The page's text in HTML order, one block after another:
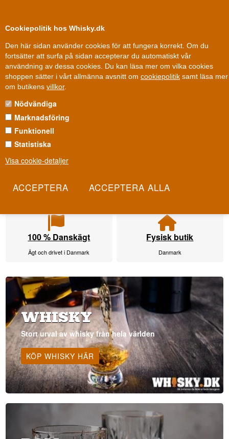
Cookiepolitik hos Whisky.dk
Den här sidan använder cookies för att fungera korrekt. Om du
fortsätter att surfa på sidan accepterar du automatiskt vår
användning av dessa cookies. Du kan läsa mer om vilka cookies
shoppen sätter i vårt allmänna avsnitt om cookiepolitik samt läsa mer
om butikens villkor.
Nödvändiga
Marknadsföring
Funktionell
Statistiska
Visa cookie-detaljer
100 % Danskägt
Ägt och drivet i Danmark
Fysisk butik
Danmark
WHISKY
Stort urval av whisky från hela världen
KÖP WHISKY HÄR